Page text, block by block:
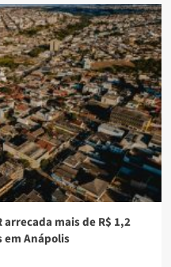
mais de R$ 1,2
Anápolis